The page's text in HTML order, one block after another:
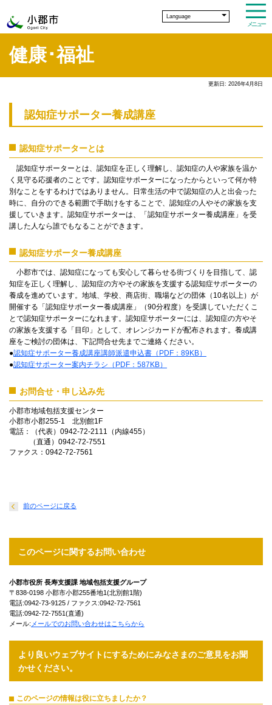
Language
メニュー
健康･福祉
更新日: 2026年4月8日
認知症サポーター養成講座
認知症サポーターとは
認知症サポーターとは、認知症を正しく理解し、認知症の人や家族を温か
く見守る応援者のことです。認知症サポーターになったからといって何か特
別なことをするわけではありません。日常生活の中で認知症の人と出会った
時に、自分のできる範囲で手助けをすることで、認知症の人やその家族を支
援していきます。認知症サポーターは、「認知症サポーター養成講座」を受
講した人なら誰でもなることができます。
認知症サポーター養成講座
小郡市では、認知症になっても安心して暮らせる街づくりを目指して、認
知症を正しく理解し、認知症の方やその家族を支援する認知症サポーターの
養成を進めています。地域、学校、商店街、職場などの団体（10名以上）が
開催する「認知症サポーター養成講座」（90分程度）を受講していただくこ
とで認知症サポーターになれます。認知症サポーターには、認知症の方やそ
の家族を支援する「目印」として、オレンジカードが配布されます。養成講
座をご検討の団体は、下記問合せ先までご連絡ください。
●認知症サポーター養成講座講師派遣申込書（PDF：89KB）
●認知症サポーター案内チラシ（PDF：587KB）
お問合せ・申し込み先
小郡市地域包括支援センター
小郡市小郡255-1 北別館1F
電話：（代表）0942-72-2111（内線455）
（直通）0942-72-7551
ファクス：0942-72-7561
前のページに戻る
このページに関するお問い合わせ
小郡市役所 長寿支援課 地域包括支援グループ
〒838-0198 小郡市小郡255番地1(北別館1階)
電話:0942-73-9125 / ファクス:0942-72-7561
電話:0942-72-7551(直通)
メール: メールでのお問い合わせはこちらから
より良いウェブサイトにするためにみなさまのご意見をお聞
かせください。
このページの情報は役に立ちましたか？